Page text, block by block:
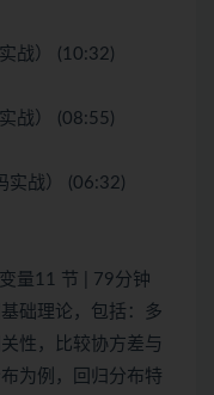
战） (10:32)
战） (08:55)
实战） (06:32)
量11 节 | 79分钟
础理论，包括：多
性，比较协方差与
为例，回归分布特